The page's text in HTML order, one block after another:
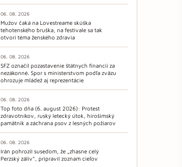
06. 08. 2026
Mužov čaká na Lovestreame skúška
tehotenského bruška, na festivale sa tak
otvorí téma ženského zdravia
06. 08. 2026
SFZ označil pozastavenie štátnych financií za
nezákonné. Spor s ministerstvom podľa zväzu
ohrozuje mládež aj reprezentácie
06. 08. 2026
Top foto dňa (6. august 2026): Protest
zdravotníkov, ruský letecký útok, hirošimský
pamätník a záchrana psov z lesných požiarov
06. 08. 2026
Irán pohrozil susedom, že „zhasne celý
Perzský záliv“, pripravil zoznam cieľov